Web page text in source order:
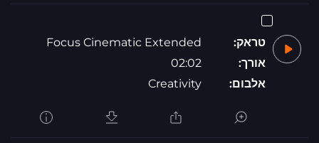
טראק:
Focus Cinematic Extended
אורך:
02:02
אלבום:
Creativity